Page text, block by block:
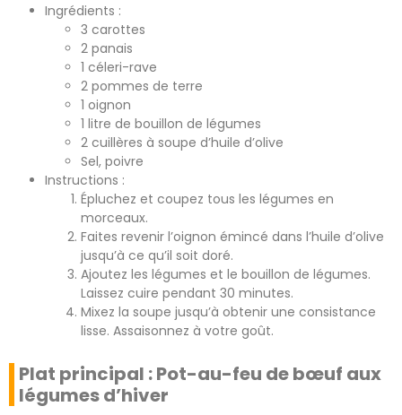
Ingrédients :
3 carottes
2 panais
1 céleri-rave
2 pommes de terre
1 oignon
1 litre de bouillon de légumes
2 cuillères à soupe d’huile d’olive
Sel, poivre
Instructions :
Épluchez et coupez tous les légumes en
morceaux.
Faites revenir l’oignon émincé dans l’huile d’olive
jusqu’à ce qu’il soit doré.
Ajoutez les légumes et le bouillon de légumes.
Laissez cuire pendant 30 minutes.
Mixez la soupe jusqu’à obtenir une consistance
lisse. Assaisonnez à votre goût.
Plat principal : Pot-au-feu de bœuf aux
légumes d’hiver